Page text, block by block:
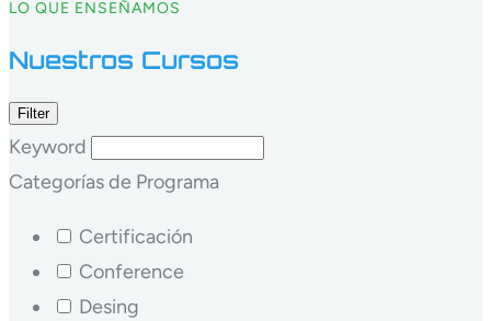
LO QUE ENSEÑAMOS
Nuestros Cursos
Filter
Keyword
Categorías de Programa
Certificación
Conference
Desing